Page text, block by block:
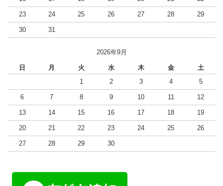
23 24 25 26 27 28 29
30 31
2026年9月
日 月 火 水 木 金
土
1
2 3 4 5
6 7 8 9 10 11 12
13 14 15 16 17 18 19
20 21 22 23 24 25 26
27 28 29 30